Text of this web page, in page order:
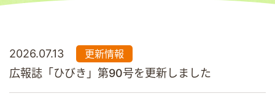
2026.07.13 更新情報
広報誌「ひびき」第90号を更新しました